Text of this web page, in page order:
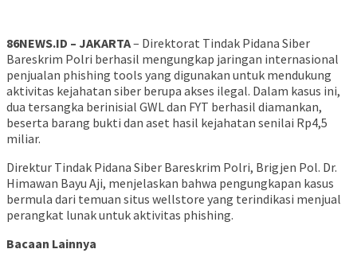
86NEWS.ID – JAKARTA– Direktorat Tindak Pidana Siber
Bareskrim Polri berhasil mengungkap jaringan internasional
penjualan phishing tools yang digunakan untuk mendukung
aktivitas kejahatan siber berupa akses ilegal. Dalam kasus ini,
dua tersangka berinisial GWL dan FYT berhasil diamankan,
beserta barang bukti dan aset hasil kejahatan senilai Rp4,5
miliar.
Direktur Tindak Pidana Siber Bareskrim Polri, Brigjen Pol. Dr.
Himawan Bayu Aji, menjelaskan bahwa pengungkapan kasus
bermula dari temuan situs wellstore yang terindikasi menjual
perangkat lunak untuk aktivitas phishing.
Bacaan Lainnya